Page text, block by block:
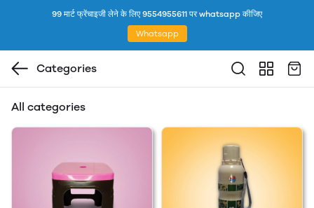
99 मार्ट फ्रेंचाइजी लेने के लिए 9554955611 पर whatsapp कीजिए
Whatsapp
Categories
All categories